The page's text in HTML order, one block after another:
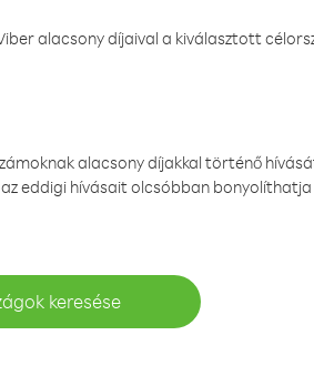
alacsony díjaival a kiválasztott
alacsony díjakkal történő
eddigi hívásait olcsóbban bonyolíthatja
keresése